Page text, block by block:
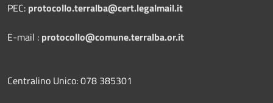
PEC: protocollo.terralba@cert.legalmail.it
E-mail : protocollo@comune.terralba.or.it
Centralino Unico: 078 385301